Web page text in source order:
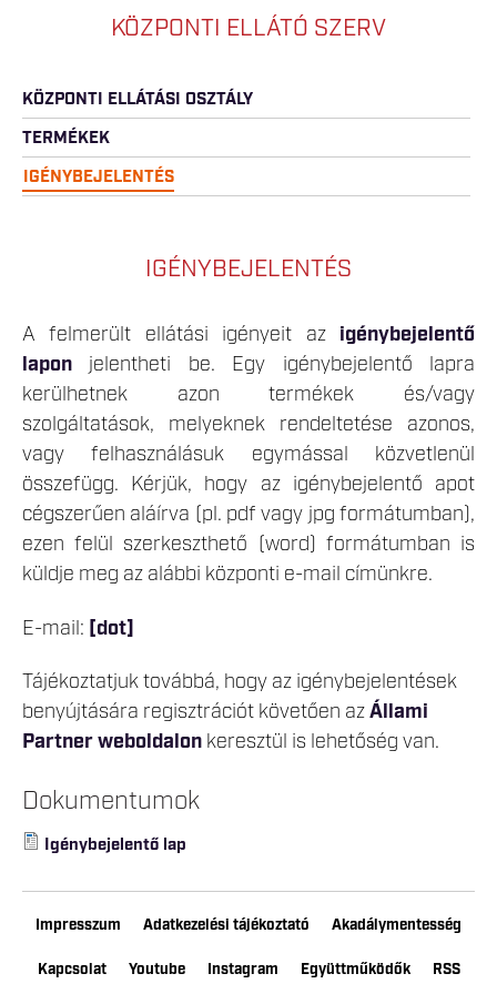
KÖZPONTI ELLÁTÓ SZERV
KÖZPONTI ELLÁTÁSI OSZTÁLY
TERMÉKEK
IGÉNYBEJELENTÉS
IGÉNYBEJELENTÉS
A felmerült ellátási igényeit azigénybejelentő
lapon jelentheti be. Egy igénybejelentő lapra
kerülhetnek azon termékek és/vagy
szolgáltatások, melyeknek rendeltetése azonos,
vagy felhasználásuk egymással közvetlenül
összefügg. Kérjük, hogy az igénybejelentő apot
cégszerűen aláírva (pl. pdf vagy jpg formátumban),
ezen felül szerkeszthető (word) formátumban is
küldje meg az alábbi központi e-mail címünkre.
E-mail: [dot]
Tájékoztatjuk továbbá, hogy az igénybejelentések
benyújtására regisztrációt követően azÁllami
Partner weboldalon keresztül is lehetőség van.
Dokumentumok
Igénybejelentő lap
Impresszum Adatkezelési tájékoztató Akadálymentesség
Kapcsolat Youtube Instagram Együttműködők RSS